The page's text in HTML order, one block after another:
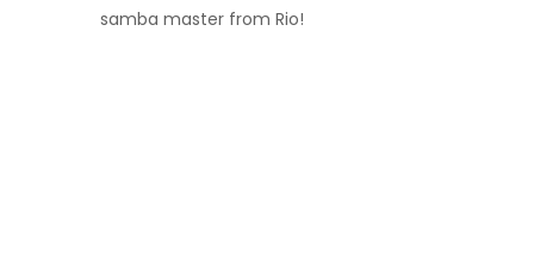
samba master from Rio!